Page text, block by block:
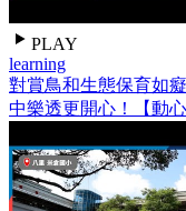
PLAY
learning
對賞鳥和生態保育如
中樂透更開心！【動